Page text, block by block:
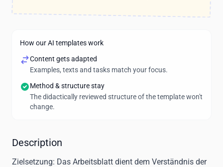
How our AI templates work
Content gets adapted
Examples, texts and tasks match your focus.
Method & structure stay
The didactically reviewed structure of the template won't
change.
Description
Zielsetzung: Das Arbeitsblatt dient dem Verständnis der